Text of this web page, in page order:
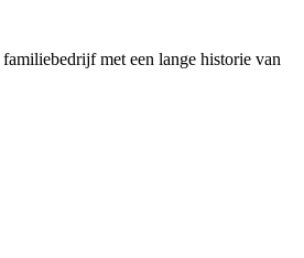
met een lange historie van